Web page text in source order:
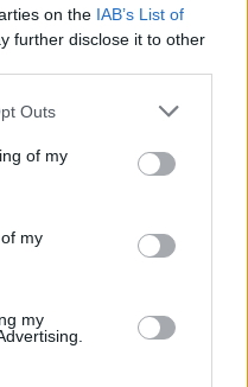
on the IAB’s List of
further disclose it to other
Outs
of my
my
my